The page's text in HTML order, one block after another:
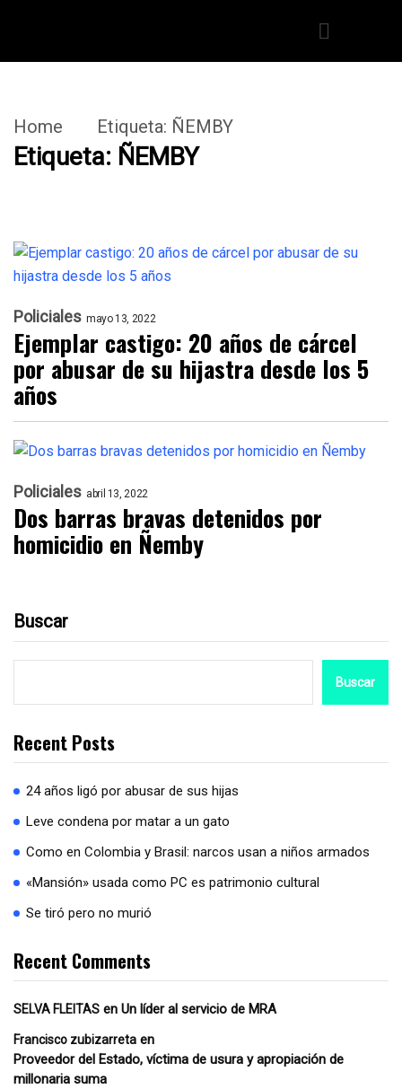
Home Etiqueta: ÑEMBY
Etiqueta: ÑEMBY
Policiales mayo 13, 2022
Ejemplar castigo: 20 años de cárcel
por abusar de su hijastra desde los 5
años
Policiales abril 13, 2022
Dos barras bravas detenidos por
homicidio en Ñemby
Buscar
Buscar
Recent Posts
24 años ligó por abusar de sus hijas
Leve condena por matar a un gato
Como en Colombia y Brasil: narcos usan a niños armados
«Mansión» usada como PC es patrimonio cultural
Se tiró pero no murió
Recent Comments
SELVA FLEITAS en Un líder al servicio de MRA
Francisco zubizarreta en
Proveedor del Estado, víctima de usura y apropiación de
millonaria suma